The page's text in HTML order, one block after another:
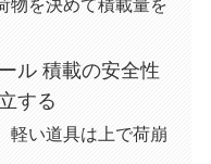
物を決めて積載量を
ル 積載の安全性
する
軽い道具は上で荷崩